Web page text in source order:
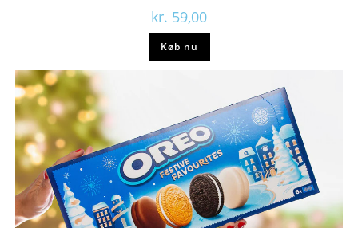
kr. 59,00
Køb nu